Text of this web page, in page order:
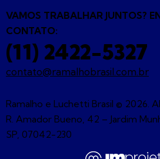
VAMOS TRABALHAR JUNTOS?
CONTATO:
(11) 2422-5327
contato@ramalhobrasil.com.br
Ramalho e Luchetti Brasil © 2026.
R. Amador Bueno, 42 – Jardim
SP, 07042-230